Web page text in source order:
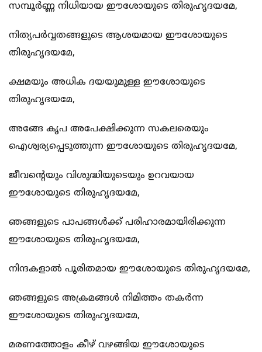
സമ്പൂര്‍ണ്ണ നിധിയായ ഈശോയുടെ തിരുഹൃദയമേ,
നിത്യപര്‍വ്വതങ്ങളുടെ ആശയമായ ഈശോയുടെ
തിരുഹൃദയമേ,
ക്ഷമയും അധിക ദയയുമുള്ള ഈശോയുടെ
തിരുഹൃദയമേ,
അങ്ങേ കൃപ അപേക്ഷിക്കുന്ന സകലരെയും
ഐശ്വര്യപ്പെടുത്തുന്ന ഈശോയുടെ തിരുഹൃദയമേ,
ജീവന്റെയും വിശുദ്ധിയുടെയും ഉറവയായ
ഈശോയുടെ തിരുഹൃദയമേ,
ഞങ്ങളുടെ പാപങ്ങള്‍ക്ക് പരിഹാരമായിരിക്കുന്ന
ഈശോയുടെ തിരുഹൃദയമേ,
നിന്ദകളാല്‍ പൂരിതമായ ഈശോയുടെ തിരുഹൃദയമേ,
ഞങ്ങളുടെ അക്രമങ്ങള്‍ നിമിത്തം തകര്‍ന്ന
ഈശോയുടെ തിരുഹൃദയമേ,
മരണത്തോളം കീഴ് വഴങ്ങിയ ഈശോയുടെ